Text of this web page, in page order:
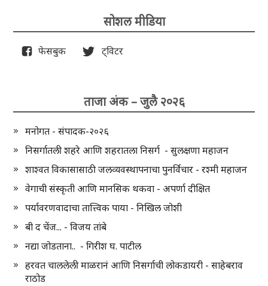
सोशल मीडिया
फेसबुक ट्विटर
ताजा अंक – जुलै २०२६
मनोगत - संपादक-२०२६
निसर्गातली शहरे आणि शहरातला निसर्ग - सुलक्षणा महाजन
शाश्वत विकासासाठी जलव्यवस्थापनाचा पुनर्विचार - रश्मी महाजन
वेगाची संस्कृती आणि मानसिक थकवा - अपर्णा दीक्षित
पर्यावरणवादाचा तात्त्विक पाया - निखिल जोशी
बी द चेंज... - विजय तांबे
नद्या जोडताना.. - गिरीश घ. पाटील
हरवत चाललेली माळरानं आणि निसर्गाची लोकडायरी - साहेबराव
राठोड